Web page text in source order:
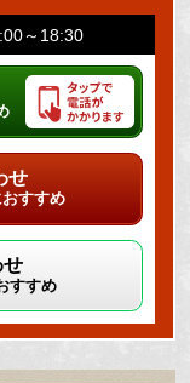
～18:30
せ
すすめ
すすめ